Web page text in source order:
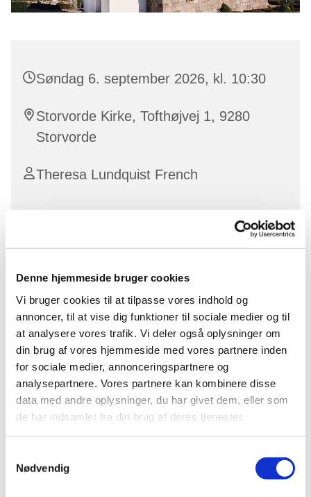
Denne hjemmeside bruger cookies
Vi bruger cookies til at tilpasse vores indhold og
annoncer, til at vise dig funktioner til sociale medier og til
at analysere vores trafik. Vi deler også oplysninger om
din brug af vores hjemmeside med vores partnere inden
for sociale medier, annonceringspartnere og
analysepartnere. Vores partnere kan kombinere disse
data med andre oplysninger, du har givet dem, eller som
de har indsamlet fra din brug af deres tjenester.
Nødvendig
Søndag 6. september 2026, kl. 10:30
Storvorde Kirke, Tofthøjvej 1, 9280
Storvorde
Theresa Lundquist French